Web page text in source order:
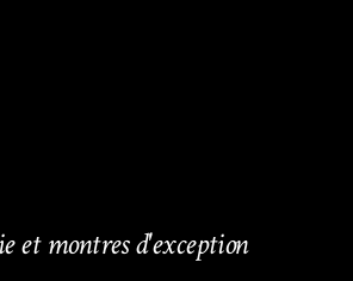
et montres d'exception